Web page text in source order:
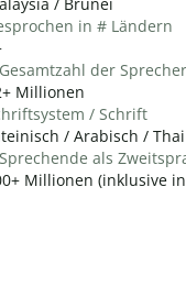
in # Ländern
der Sprecher
Millionen
/ Schrift
/ Arabisch / Thai
als
Millionen (inklusive